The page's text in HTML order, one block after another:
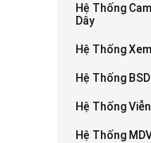
Hệ Thống
Dây
Hệ Thống
Hệ Thống BSD
Hệ Thống
Hệ Thống